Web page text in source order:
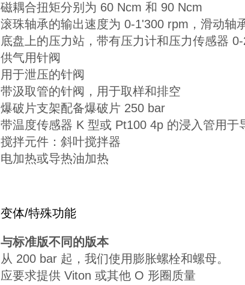
磁耦合扭矩分别为 60 Ncm 和 90 Ncm
滚珠轴承的输出速度为 0-1'300 rpm，滑动轴
底盘上的压力站，带有压力计和压力传感器
供气用针阀
用于泄压的针阀
带汲取管的针阀，用于取样和排空
爆破片支架配备爆破片 250 bar
带温度传感器 K 型或 Pt100 4p 的浸入管用于
搅拌元件：斜叶搅拌器
电加热或导热油加热
变体/特殊功能
与标准版不同的版本
从 200 bar 起，我们使用膨胀螺栓和螺母。
应要求提供 Viton 或其他 O 形圈质量